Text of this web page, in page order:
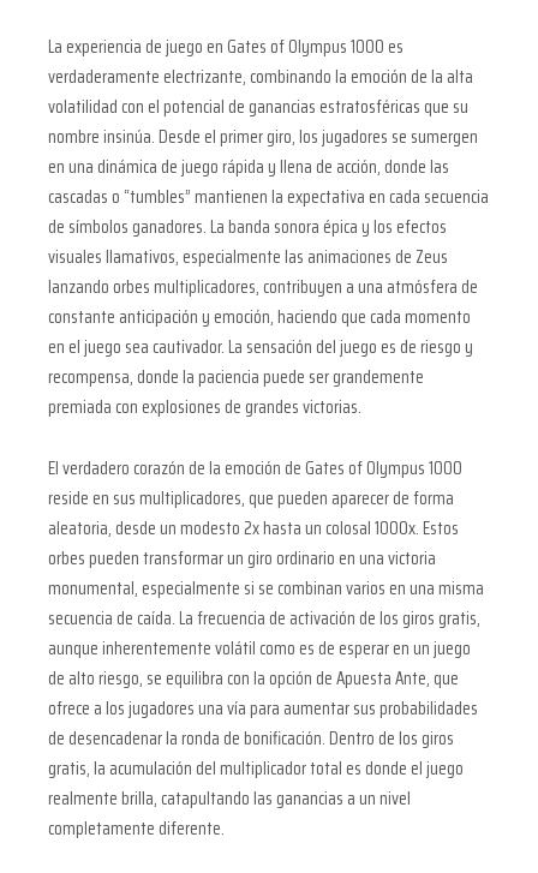
La experiencia de juego en Gates of Olympus 1000 es
verdaderamente electrizante, combinando la emoción de la alta
volatilidad con el potencial de ganancias estratosféricas que su
nombre insinúa. Desde el primer giro, los jugadores se sumergen
en una dinámica de juego rápida y llena de acción, donde las
cascadas o “tumbles” mantienen la expectativa en cada secuencia
de símbolos ganadores. La banda sonora épica y los efectos
visuales llamativos, especialmente las animaciones de Zeus
lanzando orbes multiplicadores, contribuyen a una atmósfera de
constante anticipación y emoción, haciendo que cada momento
en el juego sea cautivador. La sensación del juego es de riesgo y
recompensa, donde la paciencia puede ser grandemente
premiada con explosiones de grandes victorias.
El verdadero corazón de la emoción de Gates of Olympus 1000
reside en sus multiplicadores, que pueden aparecer de forma
aleatoria, desde un modesto 2x hasta un colosal 1000x. Estos
orbes pueden transformar un giro ordinario en una victoria
monumental, especialmente si se combinan varios en una misma
secuencia de caída. La frecuencia de activación de los giros gratis,
aunque inherentemente volátil como es de esperar en un juego
de alto riesgo, se equilibra con la opción de Apuesta Ante, que
ofrece a los jugadores una vía para aumentar sus probabilidades
de desencadenar la ronda de bonificación. Dentro de los giros
gratis, la acumulación del multiplicador total es donde el juego
realmente brilla, catapultando las ganancias a un nivel
completamente diferente.